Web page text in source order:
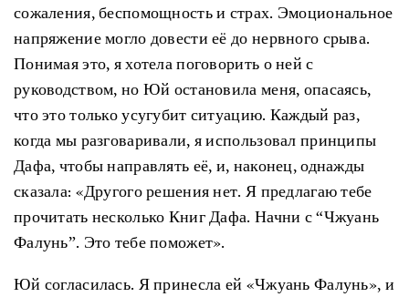
сожаления, беспомощность и страх. Эмоциональное
напряжение могло довести её до нервного срыва.
Понимая это, я хотела поговорить о ней с
руководством, но Юй остановила меня, опасаясь,
что это только усугубит ситуацию. Каждый раз,
когда мы разговаривали, я использовал принципы
Дафа, чтобы направлять её, и, наконец, однажды
сказала: «Другого решения нет. Я предлагаю тебе
прочитать несколько Книг Дафа. Начни с “Чжуань
Фалунь”. Это тебе поможет».
Юй согласилась. Я принесла ей «Чжуань Фалунь», и